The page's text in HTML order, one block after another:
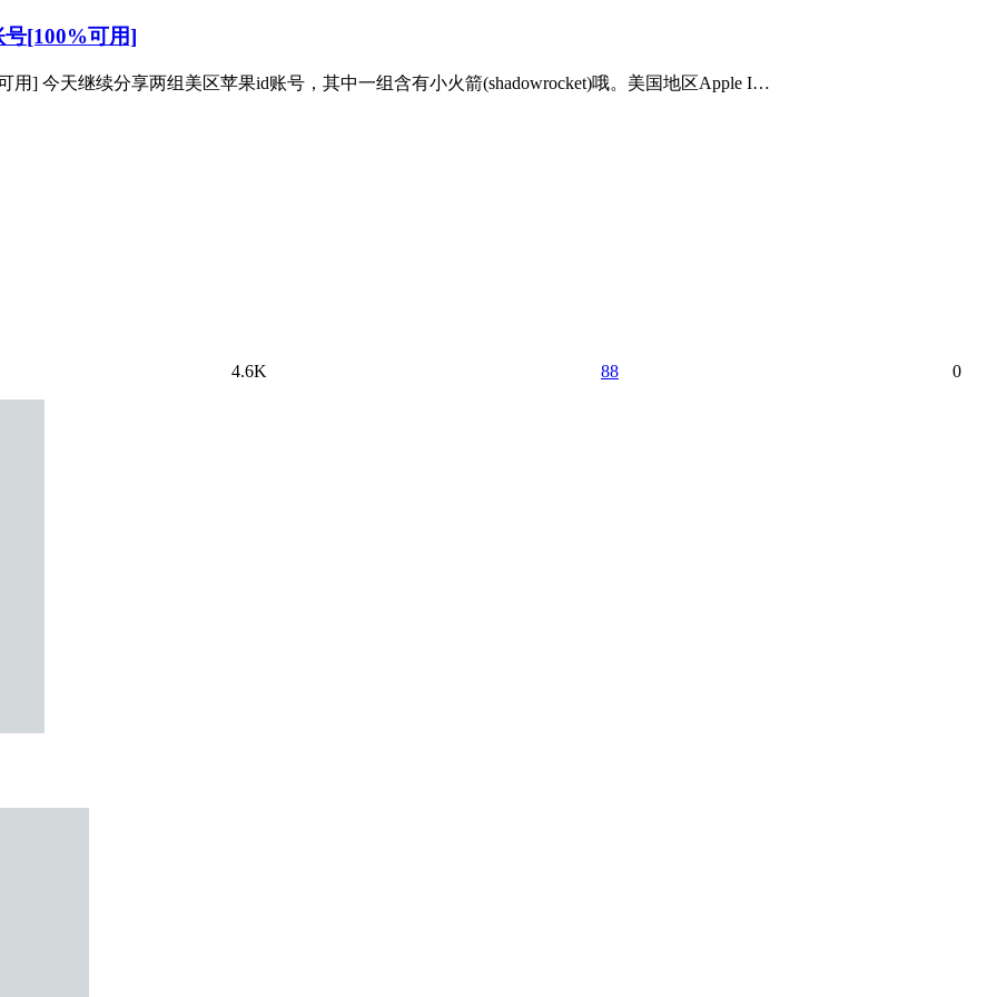
[100%可用]
用] 今天继续分享两组美区苹果id账号，其中一组含有小火箭(shadowrocket)哦。美国地区Apple I…
4.6K 88 0